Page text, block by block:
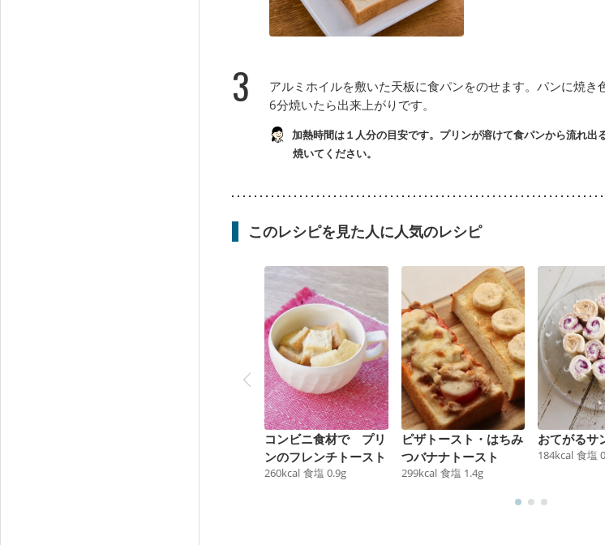
3
アルミホイルを敷いた天板に食パンをのせます。パンに焼
6分焼いたら出来上がりです。
加熱時間は１人分の目安です。プリンが溶けて食パンから流れ
焼いてください。
このレシピを見た人に人気のレシピ
コンビニ食材で プリ
ンのフレンチトースト
260kcal 食塩 0.9g
ピザトースト・はちみ
つバナナトースト
299kcal 食塩 1.4g
おてがるサ
184kcal 食塩